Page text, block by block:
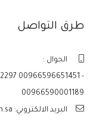
طرق التواصل
الجوال :
00966596651451 -
00966590001189
البريد الالكتروني: INFO@NFH.com.sa